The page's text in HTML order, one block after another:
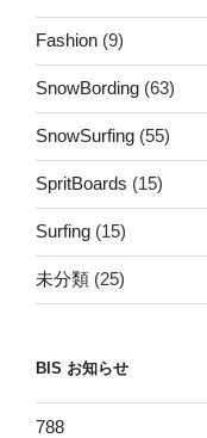
シ
ョ
ン
Fashion (9)
SnowBording (63)
SnowSurfing (55)
SpritBoards (15)
Surfing (15)
未分類 (25)
BIS お知らせ
788